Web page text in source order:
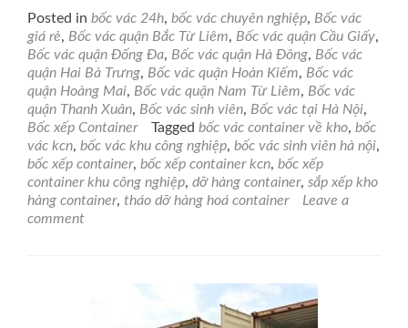
more
about
Dịch
vụ
bốc
xếp
container
giá
rẻ
tại
Hà
Nội
hiệu
quả
cho
Posted in bốc vác 24h, bốc vác chuyên nghiệp, Bốc vác
giá rẻ, Bốc vác quận Bắc Từ Liêm, Bốc vác quận Cầu Giấy,
Bốc vác quận Đống Đa, Bốc vác quận Hà Đông, Bốc vác
quận Hai Bà Trưng, Bốc vác quận Hoàn Kiếm, Bốc vác
quận Hoàng Mai, Bốc vác quận Nam Từ Liêm, Bốc vác
quận Thanh Xuân, Bốc vác sinh viên, Bốc vác tại Hà Nội,
Bốc xếp Container
Tagged bốc vác container về kho, bốc
vác kcn, bốc vác khu công nghiệp, bốc vác sinh viên hà nội,
bốc xếp container, bốc xếp container kcn, bốc xếp
container khu công nghiệp, dỡ hàng container, sắp xếp kho
hàng container, tháo dỡ hàng hoá container
Leave a
comment